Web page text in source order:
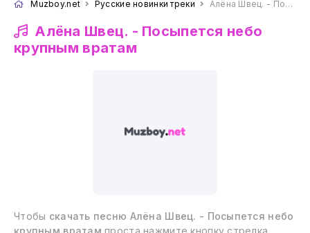
Muzboy.net Русские новинки треки Алёна Швец. - Посыпется небо крупным вратам
Алёна Швец. - Посыпется небо
крупным вратам
Чтобы скачать песню Алёна Швец. - Посыпется небо
крупным вратам проста нажмите кнопку стрелка